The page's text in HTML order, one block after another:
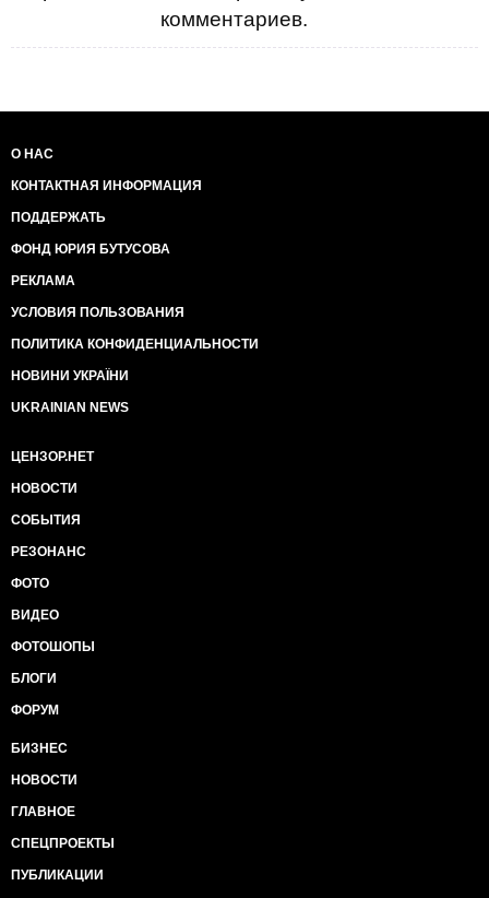
комментариев.
О НАС
КОНТАКТНАЯ ИНФОРМАЦИЯ
ПОДДЕРЖАТЬ
ФОНД ЮРИЯ БУТУСОВА
РЕКЛАМА
УСЛОВИЯ ПОЛЬЗОВАНИЯ
ПОЛИТИКА КОНФИДЕНЦИАЛЬНОСТИ
НОВИНИ УКРАЇНИ
UKRAINIAN NEWS
ЦЕНЗОР.НЕТ
НОВОСТИ
СОБЫТИЯ
РЕЗОНАНС
ФОТО
ВИДЕО
ФОТОШОПЫ
БЛОГИ
ФОРУМ
БИЗНЕС
НОВОСТИ
ГЛАВНОЕ
СПЕЦПРОЕКТЫ
ПУБЛИКАЦИИ